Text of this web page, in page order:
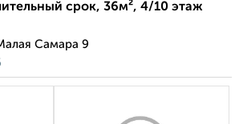
срок, 36м², 4/10 этаж
Самара 9